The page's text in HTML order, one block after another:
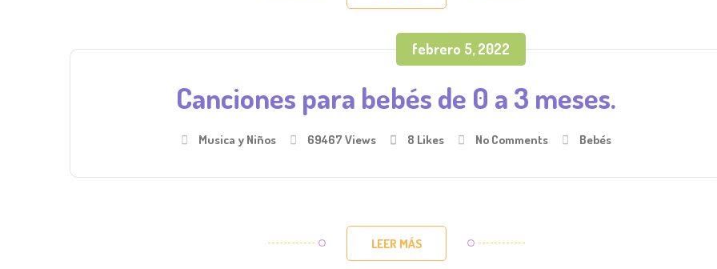
febrero 5, 2022
Canciones para bebés de 0 a 3 meses.
Musica y Niños 69467 Views 8 Likes No Comments Bebés
LEER MÁS